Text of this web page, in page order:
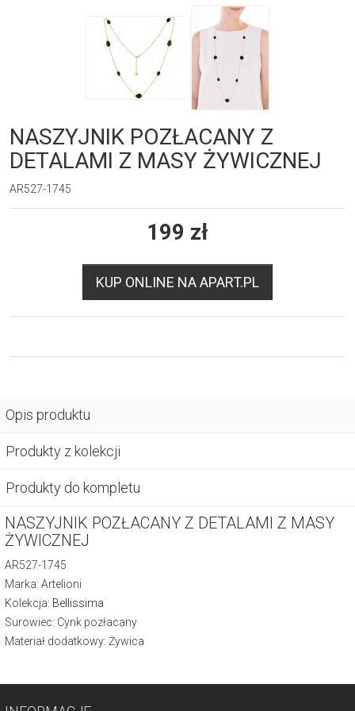
NASZYJNIK POZŁACANY Z
DETALAMI Z MASY ŻYWICZNEJ
AR527-1745
199 zł
KUP ONLINE NA APART.PL
Opis produktu
Produkty z kolekcji
Produkty do kompletu
NASZYJNIK POZŁACANY Z DETALAMI Z MASY
ŻYWICZNEJ
AR527-1745
Marka: Artelioni
Kolekcja: Bellissima
Surowiec: Cynk pozłacany
Materiał dodatkowy: Żywica